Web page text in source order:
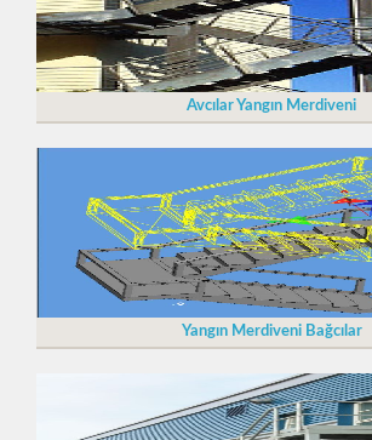
Avcılar Yangın Merdiveni
Yangın Merdiveni Bağcılar